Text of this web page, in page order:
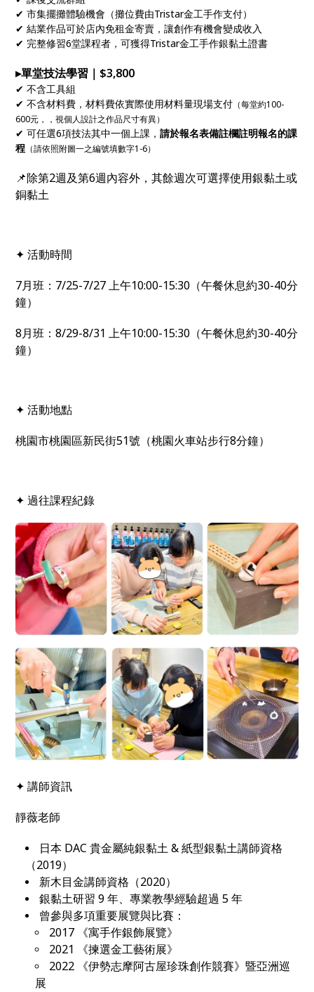
✔ 市集擺攤體驗機會（攤位費由Tristar金工手作支付）
✔ 結業作品可於店內免租金寄賣，讓創作有機會變成收入
✔ 完整修習6堂課程者，可獲得Tristar金工手作銀黏土證書
▸單堂技法學習｜$3,800
✔ 不含工具組
✔ 不含材料費，材料費依實際使用材料量現場支付 （每堂約100-
600元，，視個人設計之作品尺寸有異）
✔ 可任選6項技法其中一個上課，請於報名表備註欄註明報名的課
程 （請依照附圖一之編號填數字1-6）
📌除第2週及第6週內容外，其餘週次可選擇使用銀黏土或
銅黏土
✦ 活動時間
7月班：7/25-7/27 上午10:00-15:30（午餐休息約30-40分
鐘）
8月班：8/29-8/31 上午10:00-15:30（午餐休息約30-40分
鐘）
✦ 活動地點
桃園市桃園區新民街51號（桃園火車站步行8分鐘）
✦ 過往課程紀錄
✦ 講師資訊
靜薇老師
日本 DAC 貴金屬純銀黏土 & 紙型銀黏土講師資格
（2019）
新木目金講師資格（2020）
銀黏土研習 9 年、專業教學經驗超過 5 年
曾參與多項重要展覽與比賽：
2017 《寓手作銀飾展覽》
2021 《揀選金工藝術展》
2022 《伊勢志摩阿古屋珍珠創作競賽》暨亞洲巡
展